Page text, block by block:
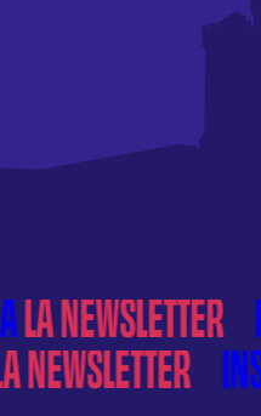
LA NEWSLETTER
LA NEWSLETTER